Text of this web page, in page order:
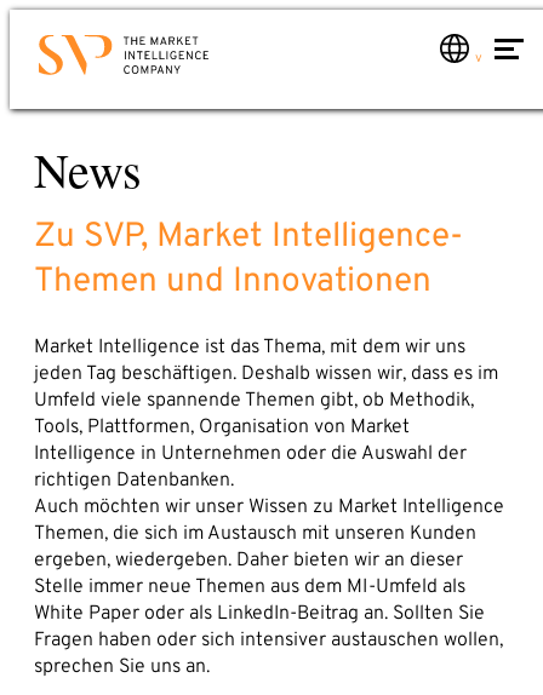
Zum
Hauptinhalt
springen
Leistungen
Leistungen im Überblick
Marktanalysen
Marktmonitoring global
MI-Schulung
Branchen
Über uns
SVP-Team
Market Intelligence
Partner
Karriere
News
Kontakt
News
Zu SVP, Market Intelligence-
Themen und Innovationen
Market Intelligence ist das Thema, mit dem wir uns
jeden Tag beschäftigen. Deshalb wissen wir, dass es im
Umfeld viele spannende Themen gibt, ob Methodik,
Tools, Plattformen, Organisation von Market
Intelligence in Unternehmen oder die Auswahl der
richtigen Datenbanken.
Auch möchten wir unser Wissen zu Market Intelligence
Themen, die sich im Austausch mit unseren Kunden
ergeben, wiedergeben. Daher bieten wir an dieser
Stelle immer neue Themen aus dem MI-Umfeld als
White Paper oder als LinkedIn-Beitrag an. Sollten Sie
Fragen haben oder sich intensiver austauschen wollen,
sprechen Sie uns an.
Kontakt
Sie möchten wissen, wie Sie Market Intelligence für
uns erfahren?
Mail oder Anruf genügt. Wir werden uns umgehend
bei Ihnen melden.
Telefon: +49 6221 – 914 00 0
E-Mail: service@svp.de
Schreiben Sie uns!
Name*
Unternehmen*
E-Mail-Adresse*